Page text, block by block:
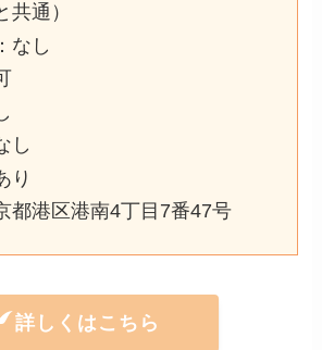
共通）
なし
し
り
都港区港南4丁目7番47号
詳しくはこちら